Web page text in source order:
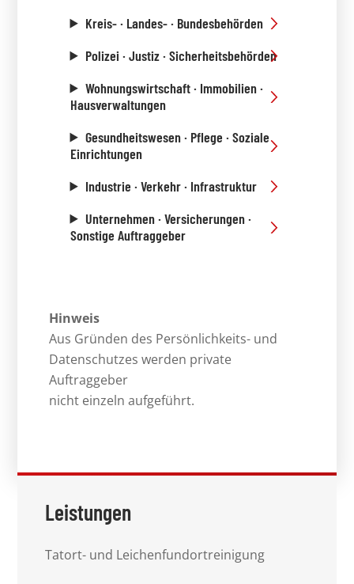
Leistungen
Tatort- und Leichenfundortreinigung
Kreis- · Landes- · Bundesbehörden
Polizei · Justiz · Sicherheitsbehörden
Wohnungswirtschaft · Immobilien ·
Hausverwaltungen
Gesundheitswesen · Pflege · Soziale
Einrichtungen
Industrie · Verkehr · Infrastruktur
Unternehmen · Versicherungen ·
Sonstige Auftraggeber
Hinweis
Aus Gründen des Persönlichkeits- und
Datenschutzes werden private
Auftraggeber
nicht einzeln aufgeführt.